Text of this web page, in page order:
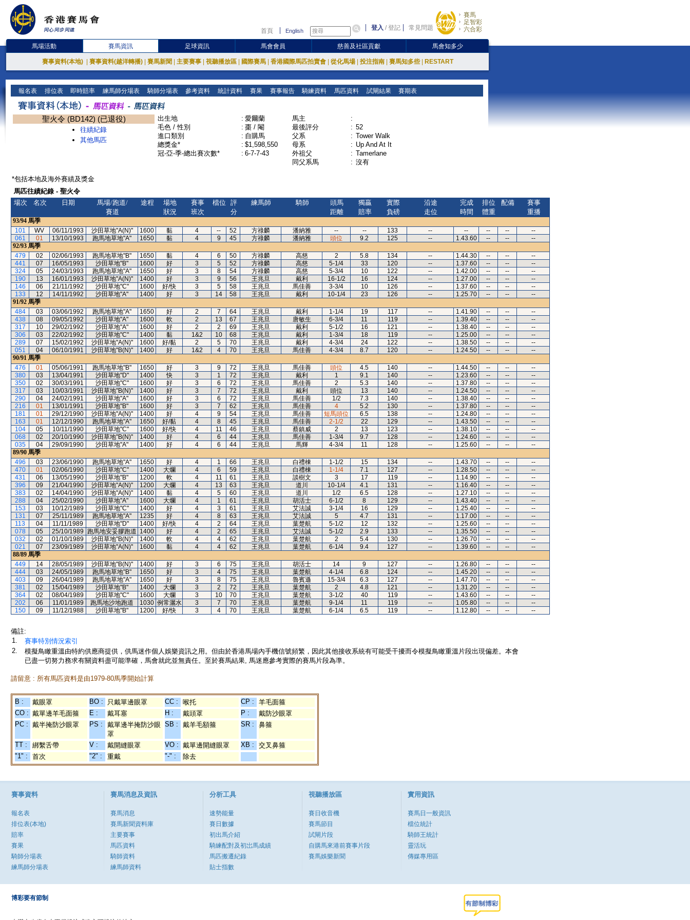
首頁 English 登入 /登記 常見問題
賽馬
足智彩
六合彩
馬場活動 賽馬資訊 足球資訊 馬會會員 慈善及社區貢獻 馬會知多少
賽事資料(本地) 賽事資料(越洋轉播) 賽馬新聞 主要賽事 視聽播放區 國際賽馬 香港國際馬匹拍賣會 從化馬場 投注指南 賽馬知多些 RESTART
報名表 排位表 即時賠率 練馬師分場表 騎師分場表 參考資料 統計資料 賽果 賽事報告 騎練資料 馬匹資料 試閘結果 賽期表
聖火令 (BD142) (已退役)
往績紀錄
其他馬匹
出生地 : 愛爾蘭
毛色 / 性別
: 棗 / 閹
進口類別
: 自購馬
總獎金*
: $1,598,550
冠-亞-季-總出賽次數*
: 6-7-7-43
馬主
:
最後評分
: 52
父系
: Tower Walk
母系
: Up And At It
外祖父
: Tamerlane
同父系馬
: 沒有
*包括本地及海外賽績及獎金
馬匹往績紀錄 - 聖火令
場次
名次 日期
馬場/跑道/
賽道
途程
場地
狀況
賽事
班次
檔位
評
分
練馬師 騎師
頭馬
距離
獨贏
賠率
實際
負磅
沿途
走位
完成
時間
排位
體重
配備
賽事
重播
93/94 馬季
101
WV 06/11/1993 沙田草地"A(N)" 1600 黏 4 -- 52 方祿麟 潘納雅 -- -- 133 -- -- -- --
--
061
01 13/10/1993 跑馬地草地"A" 1650 黏 4 9 45 方祿麟 潘納雅 頭位 9.2 125 -- 1.43.60 -- --
--
92/93 馬季
479
02 02/06/1993 跑馬地草地"B" 1650 黏 4 6 50 方祿麟 高慈 2 5.8 134 -- 1.44.30 -- --
--
441
07 16/05/1993 沙田草地"B" 1600 好 3 5 52 方祿麟 高慈 5-1/4 33 120 -- 1.37.60 -- --
--
324
05 24/03/1993 跑馬地草地"A" 1650 好 3 8 54 方祿麟 高慈 5-3/4 10 122 -- 1.42.00 -- --
--
190
13 16/01/1993 沙田草地"A(N)" 1400 好 3 9 56 王兆旦 戴利 16-1/2 16 124 -- 1.27.00 -- --
--
146
06 21/11/1992 沙田草地"C" 1600 好/快 3 5 58 王兆旦 馬佳善 3-3/4 10 126 -- 1.37.60 -- --
--
133
12 14/11/1992 沙田草地"A" 1400 好 3 14 58 王兆旦 戴利 10-1/4 23 126 -- 1.25.70 -- --
--
91/92 馬季
484
03 03/06/1992 跑馬地草地"A" 1650 好 2 7 64 王兆旦 戴利 1-1/4 19 117 -- 1.41.90 -- --
--
438
08 09/05/1992 沙田草地"A" 1600 軟 2 13 67 王兆旦 唐敏生 6-3/4 11 119 -- 1.39.40 -- --
--
317
10 29/02/1992 沙田草地"A" 1600 好 2 2 69 王兆旦 戴利 5-1/2 16 121 -- 1.38.40 -- --
--
306
03 22/02/1992 沙田草地"C" 1400 黏 1&2 10 68 王兆旦 戴利 1-3/4 18 119 -- 1.25.00 -- --
--
289
07 15/02/1992 沙田草地"A(N)" 1600 好/黏 2 5 70 王兆旦 戴利 4-3/4 24 122 -- 1.38.50 -- --
--
051
04 06/10/1991 沙田草地"B(N)" 1400 好 1&2 4 70 王兆旦 馬佳善 4-3/4 8.7 120 -- 1.24.50 -- --
--
90/91 馬季
476
01 05/06/1991 跑馬地草地"B" 1650 好 3 9 72 王兆旦 馬佳善 頭位 4.5 140 -- 1.44.50 -- --
--
380
03 13/04/1991 沙田草地"D" 1400 快 3 1 72 王兆旦 戴利 1 9.1 140 -- 1.23.60 -- --
--
350
02 30/03/1991 沙田草地"C" 1600 好 3 6 72 王兆旦 馬佳善 2 5.3 140 -- 1.37.80 -- --
--
317
03 10/03/1991 沙田草地"B(N)" 1400 好 3 7 72 王兆旦 戴利 頭位 13 140 -- 1.24.50 -- --
--
290
04 24/02/1991 沙田草地"A" 1600 好 3 6 72 王兆旦 馬佳善 1/2 7.3 140 -- 1.38.40 -- --
--
216
01 13/01/1991 沙田草地"B" 1600 好 3 7 62 王兆旦 馬佳善 4 5.2 130 -- 1.37.80 -- --
--
181
01 29/12/1990 沙田草地"A(N)" 1400 好 4 9 54 王兆旦 馬佳善 短馬頭位 6.5 138 -- 1.24.80 -- --
--
163
01 12/12/1990 跑馬地草地"A" 1650 好/黏 4 8 45 王兆旦 馬佳善 2-1/2 22 129 -- 1.43.50 -- --
--
104
05 10/11/1990 沙田草地"C" 1600 好/快 4 11 46 王兆旦 蔡鎮威 2 13 123 -- 1.38.10 -- --
--
068
02 20/10/1990 沙田草地"B(N)" 1400 好 4 6 44 王兆旦 馬佳善 1-3/4 9.7 128 -- 1.24.60 -- --
--
035
04 29/09/1990 沙田草地"A" 1400 好 4 6 44 王兆旦 馬輝 4-3/4 11 128 -- 1.25.60 -- --
--
89/90 馬季
496
03 23/06/1990 跑馬地草地"A" 1650 好 4 1 66 王兆旦 白禮棟 1-1/2 15 134 -- 1.43.70 -- --
--
470
01 02/06/1990 沙田草地"C" 1400 大爛 4 6 59 王兆旦 白禮棟 1-1/4 7.1 127 -- 1.28.50 -- --
--
431
06 13/05/1990 沙田草地"B" 1200 軟 4 11 61 王兆旦 談樹文 3 17 119 -- 1.14.90 -- --
--
396
09 21/04/1990 沙田草地"A(N)" 1200 大爛 4 13 63 王兆旦 道川 10-1/4 4.1 131 -- 1.16.40 -- --
--
383
02 14/04/1990 沙田草地"A(N)" 1400 黏 4 5 60 王兆旦 道川 1/2 6.5 128 -- 1.27.10 -- --
--
288
04 25/02/1990 沙田草地"A" 1600 大爛 4 1 61 王兆旦 胡活士 6-1/2 8 129 -- 1.43.40 -- --
--
153
03 10/12/1989 沙田草地"C" 1400 好 4 3 61 王兆旦 艾法誠 3-1/4 16 129 -- 1.25.40 -- --
--
131
07 25/11/1989 跑馬地草地"A" 1235 好 4 8 63 王兆旦 艾法誠 5 4.7 131 -- 1.17.00 -- --
--
113
04 11/11/1989 沙田草地"D" 1400 好/快 4 2 64 王兆旦 葉楚航 5-1/2 12 132 -- 1.25.60 -- --
--
078
05 25/10/1989 跑馬地安妥膠跑道 1400 好 4 2 65 王兆旦 艾法誠 5-1/2 2.9 133 -- 1.35.50 -- --
--
032
02 01/10/1989 沙田草地"B(N)" 1400 軟 4 4 62 王兆旦 葉楚航 2 5.4 130 -- 1.26.70 -- --
--
021
07 23/09/1989 沙田草地"A(N)" 1600 黏 4 4 62 王兆旦 葉楚航 6-1/4 9.4 127 -- 1.39.60 -- --
--
88/89 馬季
449
14 28/05/1989 沙田草地"B(N)" 1400 好 3 6 75 王兆旦 胡活士 14 9 127 -- 1.26.80 -- --
--
444
03 24/05/1989 跑馬地草地"B" 1650 好 3 4 75 王兆旦 葉楚航 4-1/4 6.8 124 -- 1.45.20 -- --
--
403
09 26/04/1989 跑馬地草地"A" 1650 好 3 8 75 王兆旦 魯賓遜 15-3/4 6.3 127 -- 1.47.70 -- --
--
381
02 15/04/1989 沙田草地"B" 1400 大爛 3 2 72 王兆旦 葉楚航 2 4.8 121 -- 1.31.20 -- --
--
364
02 08/04/1989 沙田草地"C" 1600 大爛 3 10 70 王兆旦 葉楚航 3-1/2 40 119 -- 1.43.60 -- --
--
202
06 11/01/1989 跑馬地沙地跑道 1030 例常灑水 3 7 70 王兆旦 葉楚航 9-1/4 11 119 -- 1.05.80 -- --
--
150
09 11/12/1988 沙田草地"B" 1200 好/快 3 4 70 王兆旦 葉楚航 6-1/4 6.5 119 -- 1.12.80 -- -- --
備註:
1.
賽事特別情況索引
2.
模擬鳥瞰重溫由特約供應商提供，供馬迷作個人娛樂資訊之用。但由於香港馬場內手機信號頻繁，因此其他接收系統有可能受干擾而令模擬鳥瞰重溫片段出現偏差。本會
已盡一切努力務求有關資料盡可能準確，馬會就此並無責任。至於賽馬結果, 馬迷應參考實際的賽馬片段為準。
請留意 : 所有馬匹資料是由1979-80馬季開始計算
B : 戴眼罩 BO : 只戴單邊眼罩 CC : 喉托 CP :
羊毛面箍
CO : 戴單邊羊毛面箍 E : 戴耳塞 H : 戴頭罩 P :
戴防沙眼罩
PC : 戴半掩防沙眼罩 PS :
戴單邊半掩防沙眼
罩
SB : 戴羊毛額箍 SR : 鼻箍
TT : 綁繫舌帶 V : 戴開縫眼罩 VO : 戴單邊開縫眼罩 XB :
交叉鼻箍
"1" :
首次 "2" : 重戴 "-" : 除去
賽事資料
報名表
排位表(本地)
賠率
賽果
騎師分場表
練馬師分場表
賽馬消息及資訊
賽馬消息
賽馬新聞資料庫
主要賽事
馬匹資料
騎師資料
練馬師資料
分析工具
速勢能量
賽日數據
初出馬介紹
騎練配對及初岀馬成績
馬匹搬遷紀錄
貼士指數
視聽播放區
賽日收音機
賽馬節目
試閘片段
自購馬來港前賽事片段
賽馬娛樂新聞
實用資訊
賽馬日一般資訊
檔位統計
騎師王統計
靈活玩
傳媒專用區
博彩要有節制